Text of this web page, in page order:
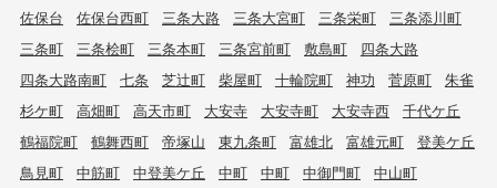
佐保台
佐保台西町 三条大路 三条大宮町 三条栄町
三条添川町
三条町
三条桧町 三条本町 三条宮前町 敷島町
四条大路
四条大路南町
七条 芝辻町 柴屋町 十輪院町 神功 菅原町
朱雀
杉ケ町
高畑町 高天市町 大安寺 大安寺町 大安寺西
千代ケ丘
鶴福院町
鶴舞西町 帝塚山 東九条町 富雄北 富雄元町
登美ケ丘
鳥見町
中筋町 中登美ケ丘 中町 中町 中御門町
中山町